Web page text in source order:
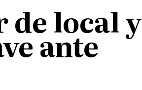
local y
ante